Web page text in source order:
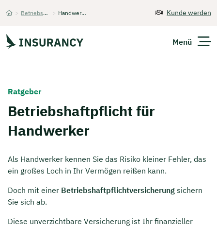
> Betriebshaftpflichtversicherung > Handwerker Kunde werden
Menü
Finanzen
Über Uns
Ratgeber
Betriebshaftpflicht für
Handwerker
Als Handwerker kennen Sie das Risiko kleiner Fehler, das
ein großes Loch in Ihr Vermögen reißen kann.
Doch mit einer Betriebshaftpflichtversicherung sichern
Sie sich ab.
Diese unverzichtbare Versicherung ist Ihr finanzieller